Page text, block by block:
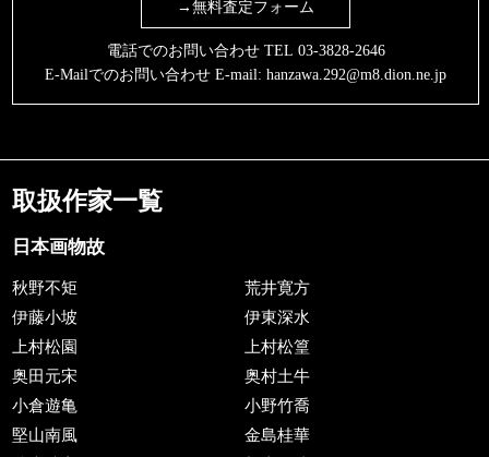
→無料査定フォーム
電話でのお問い合わせ TEL 03-3828-2646
E-Mailでのお問い合わせ E-mail: hanzawa.292@m8.dion.ne.jp
取扱作家一覧
日本画物故
秋野不矩
荒井寛方
伊藤小坡
伊東深水
上村松園
上村松篁
奥田元宋
奥村土牛
小倉遊亀
小野竹喬
堅山南風
金島桂華